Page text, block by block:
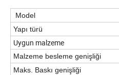
Model
Yapı türü
Uygun malzeme
Malzeme besleme genişliği
Maks. Baskı genişliği